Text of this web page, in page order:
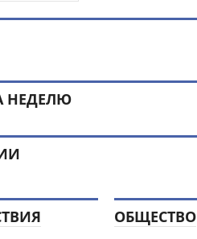
НЕДЕЛЮ
ОБЩЕСТВО